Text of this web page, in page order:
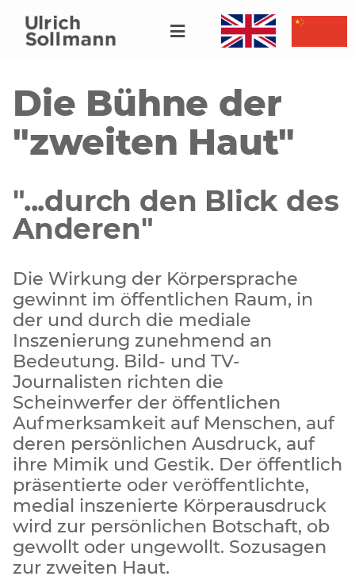
Die Bühne der
"zweiten Haut"
"...durch den Blick des
Anderen"
Die Wirkung der Körpersprache
gewinnt im öffentlichen Raum, in
der und durch die mediale
Inszenierung zunehmend an
Bedeutung. Bild- und TV-
Journalisten richten die
Scheinwerfer der öffentlichen
Aufmerksamkeit auf Menschen, auf
deren persönlichen Ausdruck, auf
ihre Mimik und Gestik. Der öffentlich
präsentierte oder veröffentlichte,
medial inszenierte Körperausdruck
wird zur persönlichen Botschaft, ob
gewollt oder ungewollt. Sozusagen
zur zweiten Haut.